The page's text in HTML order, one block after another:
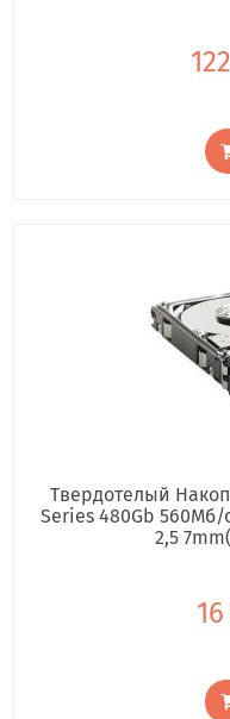
Твердотелый
Series 480Gb 560Мб/
2,5